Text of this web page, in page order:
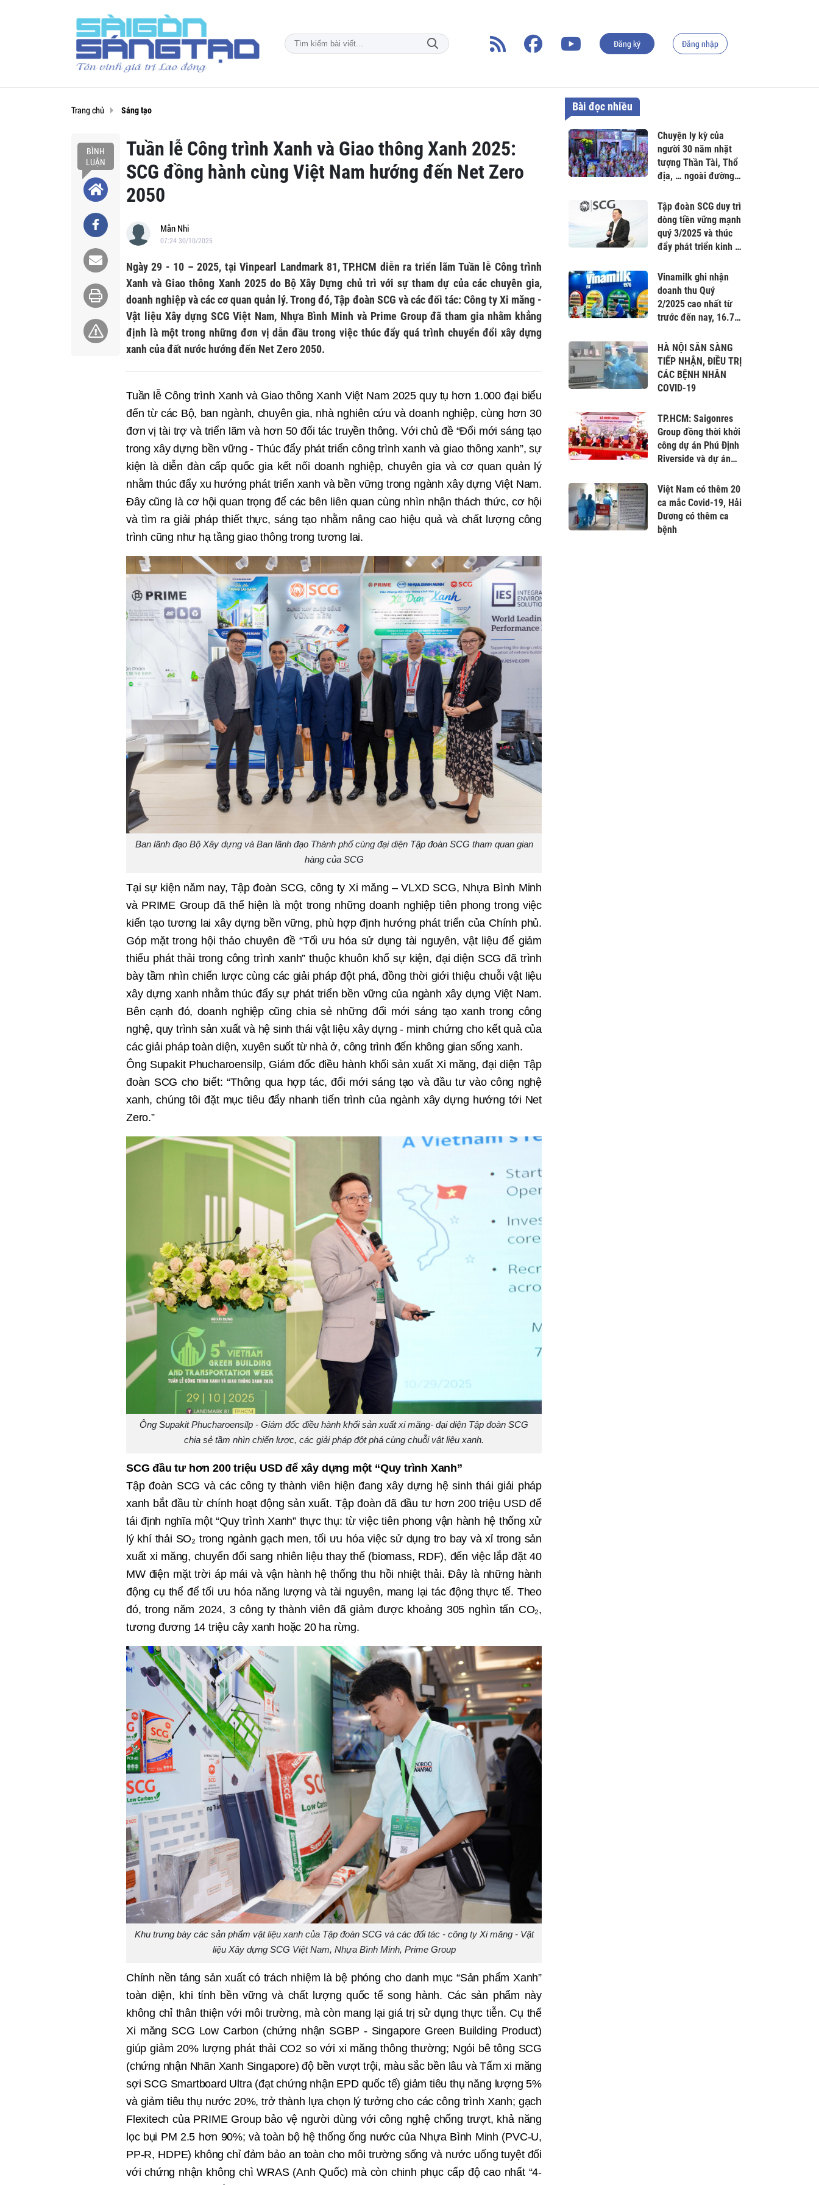
Đăng ký Đăng nhập
Trang chủ Sáng tạo
BÌNH
LUẬN
Tuần lễ Công trình Xanh và Giao thông Xanh 2025:
SCG đồng hành cùng Việt Nam hướng đến Net Zero
2050
Mẫn Nhi
07:24 30/10/2025
Ngày 29 - 10 – 2025, tại Vinpearl Landmark 81, TP.HCM diễn ra triển lãm Tuần lễ Công trình
Xanh và Giao thông Xanh 2025 do Bộ Xây Dựng chủ trì với sự tham dự của các chuyên gia,
doanh nghiệp và các cơ quan quản lý. Trong đó, Tập đoàn SCG và các đối tác: Công ty Xi măng -
Vật liệu Xây dựng SCG Việt Nam, Nhựa Bình Minh và Prime Group đã tham gia nhằm khẳng
định là một trong những đơn vị dẫn đầu trong việc thúc đẩy quá trình chuyển đổi xây dựng
xanh của đất nước hướng đến Net Zero 2050.
Tuần lễ Công trình Xanh và Giao thông Xanh Việt Nam 2025 quy tụ hơn 1.000 đại biểu
đến từ các Bộ, ban ngành, chuyên gia, nhà nghiên cứu và doanh nghiệp, cùng hơn 30
đơn vị tài trợ và triển lãm và hơn 50 đối tác truyền thông. Với chủ đề “Đổi mới sáng tạo
trong xây dựng bền vững - Thúc đẩy phát triển công trình xanh và giao thông xanh”, sự
kiện là diễn đàn cấp quốc gia kết nối doanh nghiệp, chuyên gia và cơ quan quản lý
nhằm thúc đẩy xu hướng phát triển xanh và bền vững trong ngành xây dựng Việt Nam.
Đây cũng là cơ hội quan trọng để các bên liên quan cùng nhìn nhận thách thức, cơ hội
và tìm ra giải pháp thiết thực, sáng tạo nhằm nâng cao hiệu quả và chất lượng công
trình cũng như hạ tầng giao thông trong tương lai.
Ban lãnh đạo Bộ Xây dựng và Ban lãnh đạo Thành phố cùng đại diện Tập đoàn SCG tham quan gian
hàng của SCG
Tại sự kiện năm nay, Tập đoàn SCG, công ty Xi măng – VLXD SCG, Nhựa Bình Minh
và PRIME Group đã thể hiện là một trong những doanh nghiệp tiên phong trong việc
kiến tạo tương lai xây dựng bền vững, phù hợp định hướng phát triển của Chính phủ.
Góp mặt trong hội thảo chuyên đề “Tối ưu hóa sử dụng tài nguyên, vật liệu để giảm
thiểu phát thải trong công trình xanh” thuộc khuôn khổ sự kiện, đại diện SCG đã trình
bày tầm nhìn chiến lược cùng các giải pháp đột phá, đồng thời giới thiệu chuỗi vật liệu
xây dựng xanh nhằm thúc đẩy sự phát triển bền vững của ngành xây dựng Việt Nam.
Bên cạnh đó, doanh nghiệp cũng chia sẻ những đổi mới sáng tạo xanh trong công
nghệ, quy trình sản xuất và hệ sinh thái vật liệu xây dựng - minh chứng cho kết quả của
các giải pháp toàn diện, xuyên suốt từ nhà ở, công trình đến không gian sống xanh.
Ông Supakit Phucharoensilp, Giám đốc điều hành khối sản xuất Xi măng, đại diện Tập
đoàn SCG cho biết: “Thông qua hợp tác, đổi mới sáng tạo và đầu tư vào công nghệ
xanh, chúng tôi đặt mục tiêu đẩy nhanh tiến trình của ngành xây dựng hướng tới Net
Zero.”
Ông Supakit Phucharoensilp - Giám đốc điều hành khối sản xuất xi măng- đại diện Tập đoàn SCG
chia sẻ tầm nhìn chiến lược, các giải pháp đột phá cùng chuỗi vật liệu xanh.
SCG đầu tư hơn 200 triệu USD để xây dựng một “Quy trình Xanh”
Tập đoàn SCG và các công ty thành viên hiện đang xây dựng hệ sinh thái giải pháp
xanh bắt đầu từ chính hoạt động sản xuất. Tập đoàn đã đầu tư hơn 200 triệu USD để
tái định nghĩa một “Quy trình Xanh” thực thụ: từ việc tiên phong vận hành hệ thống xử
lý khí thải SO₂ trong ngành gạch men, tối ưu hóa việc sử dụng tro bay và xỉ trong sản
xuất xi măng, chuyển đổi sang nhiên liệu thay thế (biomass, RDF), đến việc lắp đặt 40
MW điện mặt trời áp mái và vận hành hệ thống thu hồi nhiệt thải. Đây là những hành
động cụ thể để tối ưu hóa năng lượng và tài nguyên, mang lại tác động thực tế. Theo
đó, trong năm 2024, 3 công ty thành viên đã giảm được khoảng 305 nghìn tấn CO₂,
tương đương 14 triệu cây xanh hoặc 20 ha rừng.
Khu trưng bày các sản phẩm vật liệu xanh của Tập đoàn SCG và các đối tác - công ty Xi măng - Vật
liệu Xây dựng SCG Việt Nam, Nhựa Bình Minh, Prime Group
Chính nền tảng sản xuất có trách nhiệm là bệ phóng cho danh mục “Sản phẩm Xanh”
toàn diện, khi tính bền vững và chất lượng quốc tế song hành. Các sản phẩm này
không chỉ thân thiện với môi trường, mà còn mang lại giá trị sử dụng thực tiễn. Cụ thể
Xi măng SCG Low Carbon (chứng nhận SGBP - Singapore Green Building Product)
giúp giảm 20% lượng phát thải CO2 so với xi măng thông thường; Ngói bê tông SCG
(chứng nhận Nhãn Xanh Singapore) độ bền vượt trội, màu sắc bền lâu và Tấm xi măng
sợi SCG Smartboard Ultra (đạt chứng nhận EPD quốc tế) giảm tiêu thụ năng lượng 5%
và giảm tiêu thụ nước 20%, trở thành lựa chọn lý tưởng cho các công trình Xanh; gạch
Flexitech của PRIME Group bảo vệ người dùng với công nghệ chống trượt, khả năng
lọc bụi PM 2.5 hơn 90%; và toàn bộ hệ thống ống nước của Nhựa Bình Minh (PVC-U,
PP-R, HDPE) không chỉ đảm bảo an toàn cho môi trường sống và nước uống tuyệt đối
với chứng nhận không chì WRAS (Anh Quốc) mà còn chinh phục cấp độ cao nhất “4-
Bài đọc nhiều
Chuyện ly kỳ của
người 30 năm nhặt
tượng Thần Tài, Thổ
địa, … ngoài đường
Tập đoàn SCG duy trì
dòng tiền vững mạnh
quý 3/2025 và thúc
đẩy phát triển kinh tế
Nam
Vinamilk ghi nhận
doanh thu Quý
2/2025 cao nhất từ
trước đến nay, 16.745
HÀ NỘI SẴN SÀNG
TIẾP NHẬN, ĐIỀU TRỊ
CÁC BỆNH NHÂN
COVID-19
TP.HCM: Saigonres
Group đồng thời khởi
công dự án Phú Định
Riverside và dự án
Phú
Việt Nam có thêm 20
ca mắc Covid-19, Hải
Dương có thêm ca
bệnh